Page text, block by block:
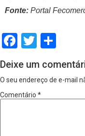
Fonte: Portal
Facebook
Twitter
Deixe um
O seu endereço de e-mail
Comentário *